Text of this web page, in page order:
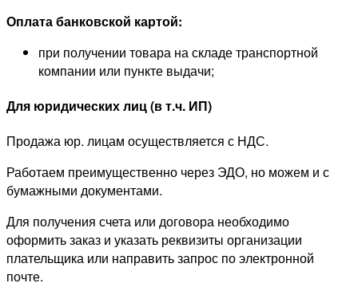
Оплата банковской картой:
при получении товара на складе транспортной
компании или пункте выдачи;
Для юридических лиц (в т.ч. ИП)
Продажа юр. лицам осуществляется с НДС.
Работаем преимущественно через ЭДО, но можем и с
бумажными документами.
Для получения счета или договора необходимо
оформить заказ и указать реквизиты организации
плательщика или направить запрос по электронной
почте.